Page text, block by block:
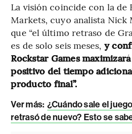
La visión coincide con la de
Markets, cuyo analista Nick
que “el último retraso de
es de solo seis meses, y
Rockstar Games
positivo del tiempo
producto final”.
Ver más: ¿Cuándo sale el
retrasó de nuevo? Esto se